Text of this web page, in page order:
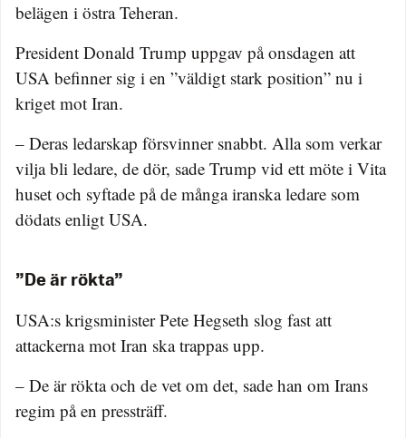
belägen i östra Teheran.
President Donald Trump uppgav på onsdagen att
USA befinner sig i en ”väldigt stark position” nu i
kriget mot Iran.
– Deras ledarskap försvinner snabbt. Alla som verkar
vilja bli ledare, de dör, sade Trump vid ett möte i Vita
huset och syftade på de många iranska ledare som
dödats enligt USA.
”De är rökta”
USA:s krigsminister Pete Hegseth slog fast att
attackerna mot Iran ska trappas upp.
– De är rökta och de vet om det, sade han om Irans
regim på en pressträff.